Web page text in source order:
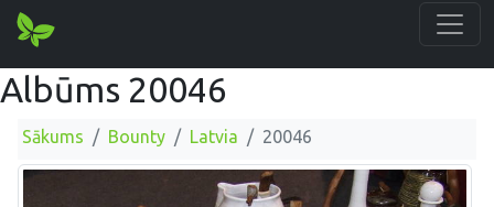
Albūms 20046
Sākums Bounty Latvia 20046